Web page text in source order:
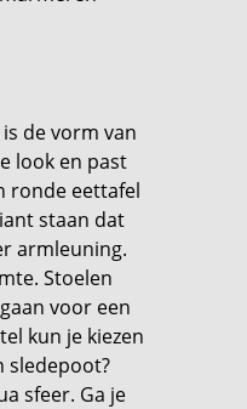
de vorm van
look en past
ronde eettafel
staan dat
armleuning.
Stoelen
voor een
kun je kiezen
sledepoot?
sfeer. Ga je